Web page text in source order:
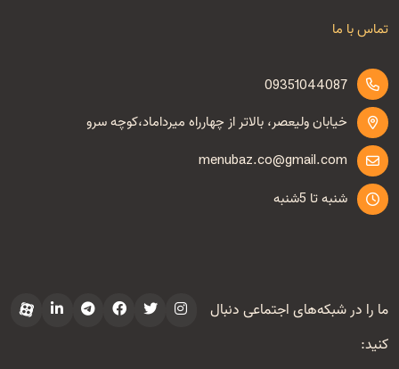
تماس با ما
09351044087
خیابان ولیعصر، بالاتر از چهارراه میرداماد،کوچه سرو
menubaz.co@gmail.com
شنبه تا 5شنبه
ما را در شبکه‌های اجتماعی دنبال
کنید: